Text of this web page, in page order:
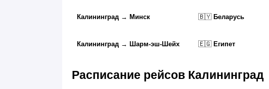
Калининград→ Минск 🇧🇾 Беларусь
Калининград→ Шарм-эш-Шейх 🇪🇬 Египет
Расписание рейсов